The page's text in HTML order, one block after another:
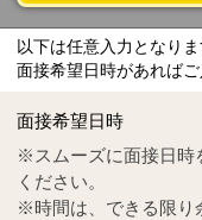
Tel
0570-55-
以下は任意入力となりま
面接希望日時があればご
面接希望日時
※スムーズに面接日時
ください。
※時間は、できる限り